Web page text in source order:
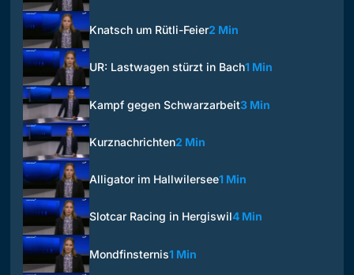
Knatsch um Rütli-Feier2 Min
UR: Lastwagen stürzt in Bach1 Min
Kampf gegen Schwarzarbeit3 Min
Kurznachrichten2 Min
Alligator im Hallwilersee1 Min
Slotcar Racing in Hergiswil4 Min
Mondfinsternis1 Min